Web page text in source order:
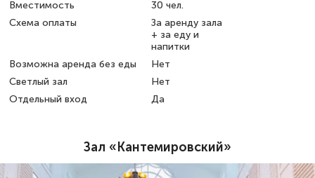
Вместимость
30 чел.
Схема оплаты
За аренду зала
+ за еду и
напитки
Возможна аренда без еды
Нет
Светлый зал
Нет
Отдельный вход
Да
Зал «Кантемировский»